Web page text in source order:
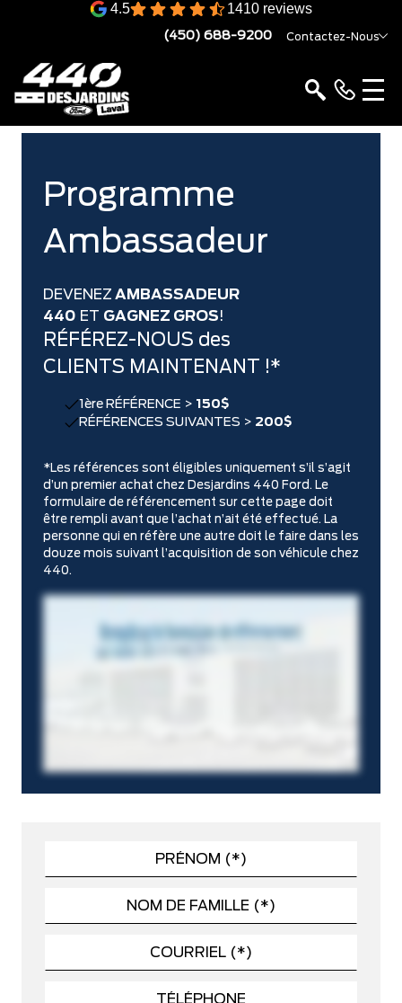
4.5 1410 reviews
(450) 688-9200 Contactez-Nous
Programme
Ambassadeur
DEVENEZ AMBASSADEUR
440 ET GAGNEZ GROS!
RÉFÉREZ-NOUS des
CLIENTS MAINTENANT !*
1ère RÉFÉRENCE > 150$
RÉFÉRENCES SUIVANTES > 200$
*Les références sont éligibles uniquement s’il s’agit
d’un premier achat chez Desjardins 440 Ford. Le
formulaire de référencement sur cette page doit
être rempli avant que l’achat n’ait été effectué. La
personne qui en réfère une autre doit le faire dans les
douze mois suivant l’acquisition de son véhicule chez
440.